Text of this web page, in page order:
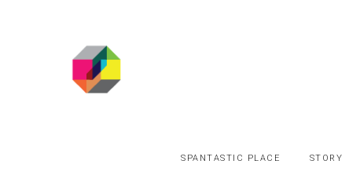
SPANTASTIC PLACE STORY